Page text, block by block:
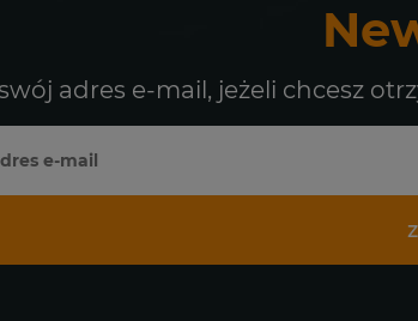
adres e-mail, jeżeli chcesz